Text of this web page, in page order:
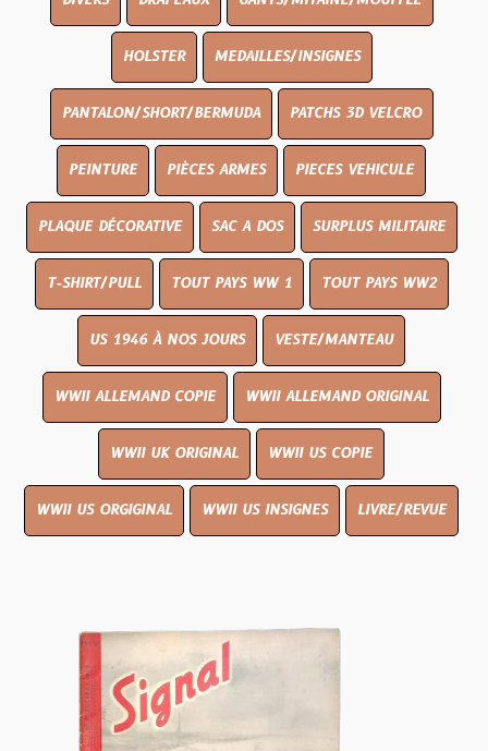
HOLSTER MEDAILLES/INSIGNES
PANTALON/SHORT/BERMUDA PATCHS 3D VELCRO
PEINTURE PIÈCES ARMES PIECES VEHICULE
PLAQUE DÉCORATIVE SAC A DOS SURPLUS MILITAIRE
T-SHIRT/PULL TOUT PAYS WW 1 TOUT PAYS WW2
US 1946 À NOS JOURS VESTE/MANTEAU
WWII ALLEMAND COPIE WWII ALLEMAND ORIGINAL
WWII UK ORIGINAL WWII US COPIE
WWII US ORGIGINAL WWII US INSIGNES LIVRE/REVUE